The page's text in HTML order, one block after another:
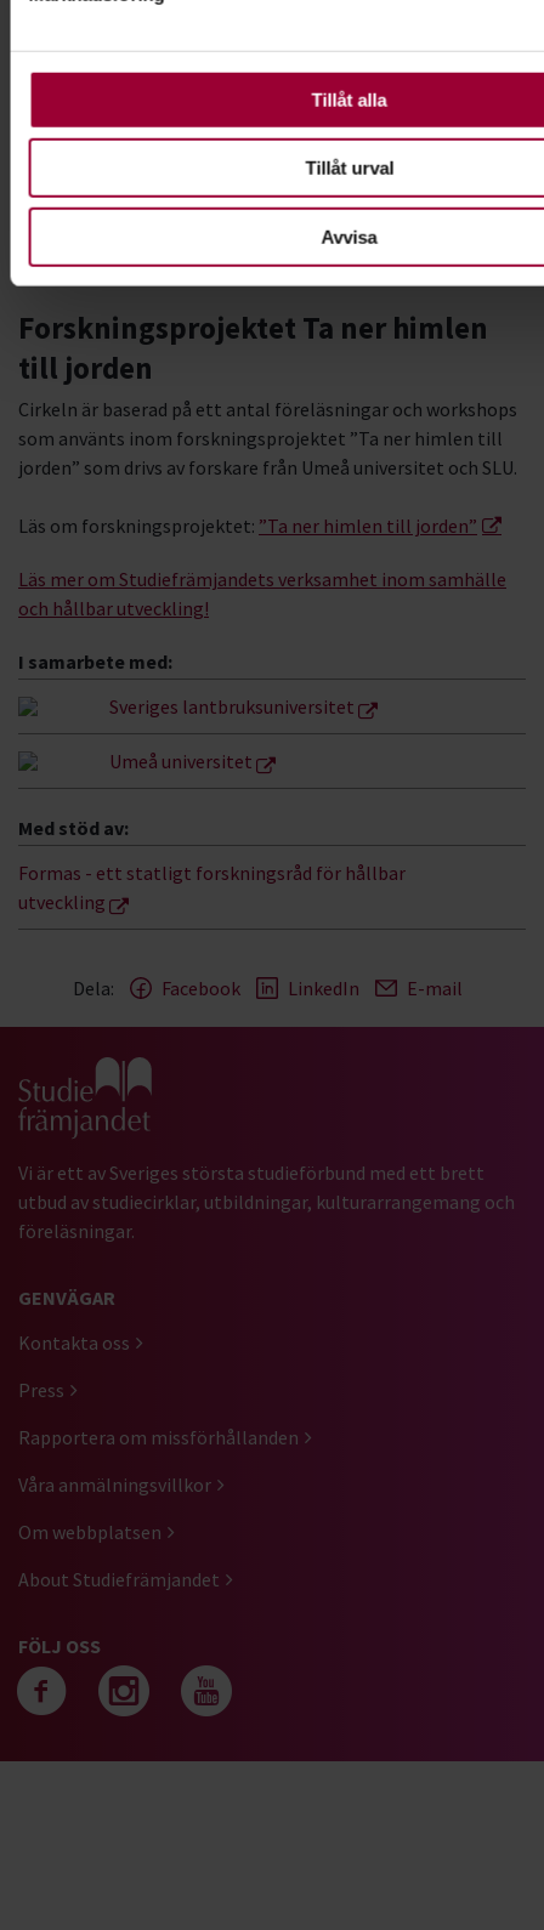
ska fungera. Andra är valbara.
Tillåt alla
Tillåt urval
Avvisa
Forskningsprojektet Ta ner himlen
till jorden
Cirkeln är baserad på ett antal föreläsningar och workshops
som använts inom forskningsprojektet ”Ta ner himlen till
jorden” som drivs av forskare från Umeå universitet och SLU.
Läs om forskningsprojektet: ”Ta ner himlen till jorden”
Läs mer om Studiefrämjandets verksamhet inom samhälle
och hållbar utveckling!
I samarbete med:
Sveriges lantbruksuniversitet
Umeå universitet
Med stöd av:
Formas - ett statligt forskningsråd för hållbar
utveckling
Dela: Facebook LinkedIn E-mail
Gå till studiefrämjandets startsida
Vi är ett av Sveriges största studieförbund med ett brett
utbud av studiecirklar, utbildningar, kulturarrangemang och
föreläsningar.
GENVÄGAR
Kontakta oss
Press
Rapportera om missförhållanden
Våra anmälningsvillkor
Om webbplatsen
About Studiefrämjandet
FÖLJ OSS
Följ oss på facebook
Följ oss på
Följ oss på